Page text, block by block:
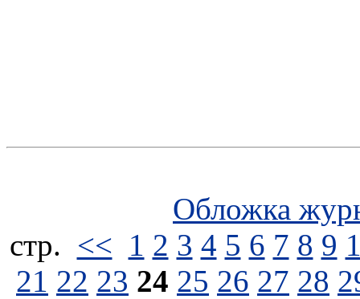
Обложка
стp. << 1 2 3 4 5 6 7 8 9
21 22 23 24 25 26 27 28